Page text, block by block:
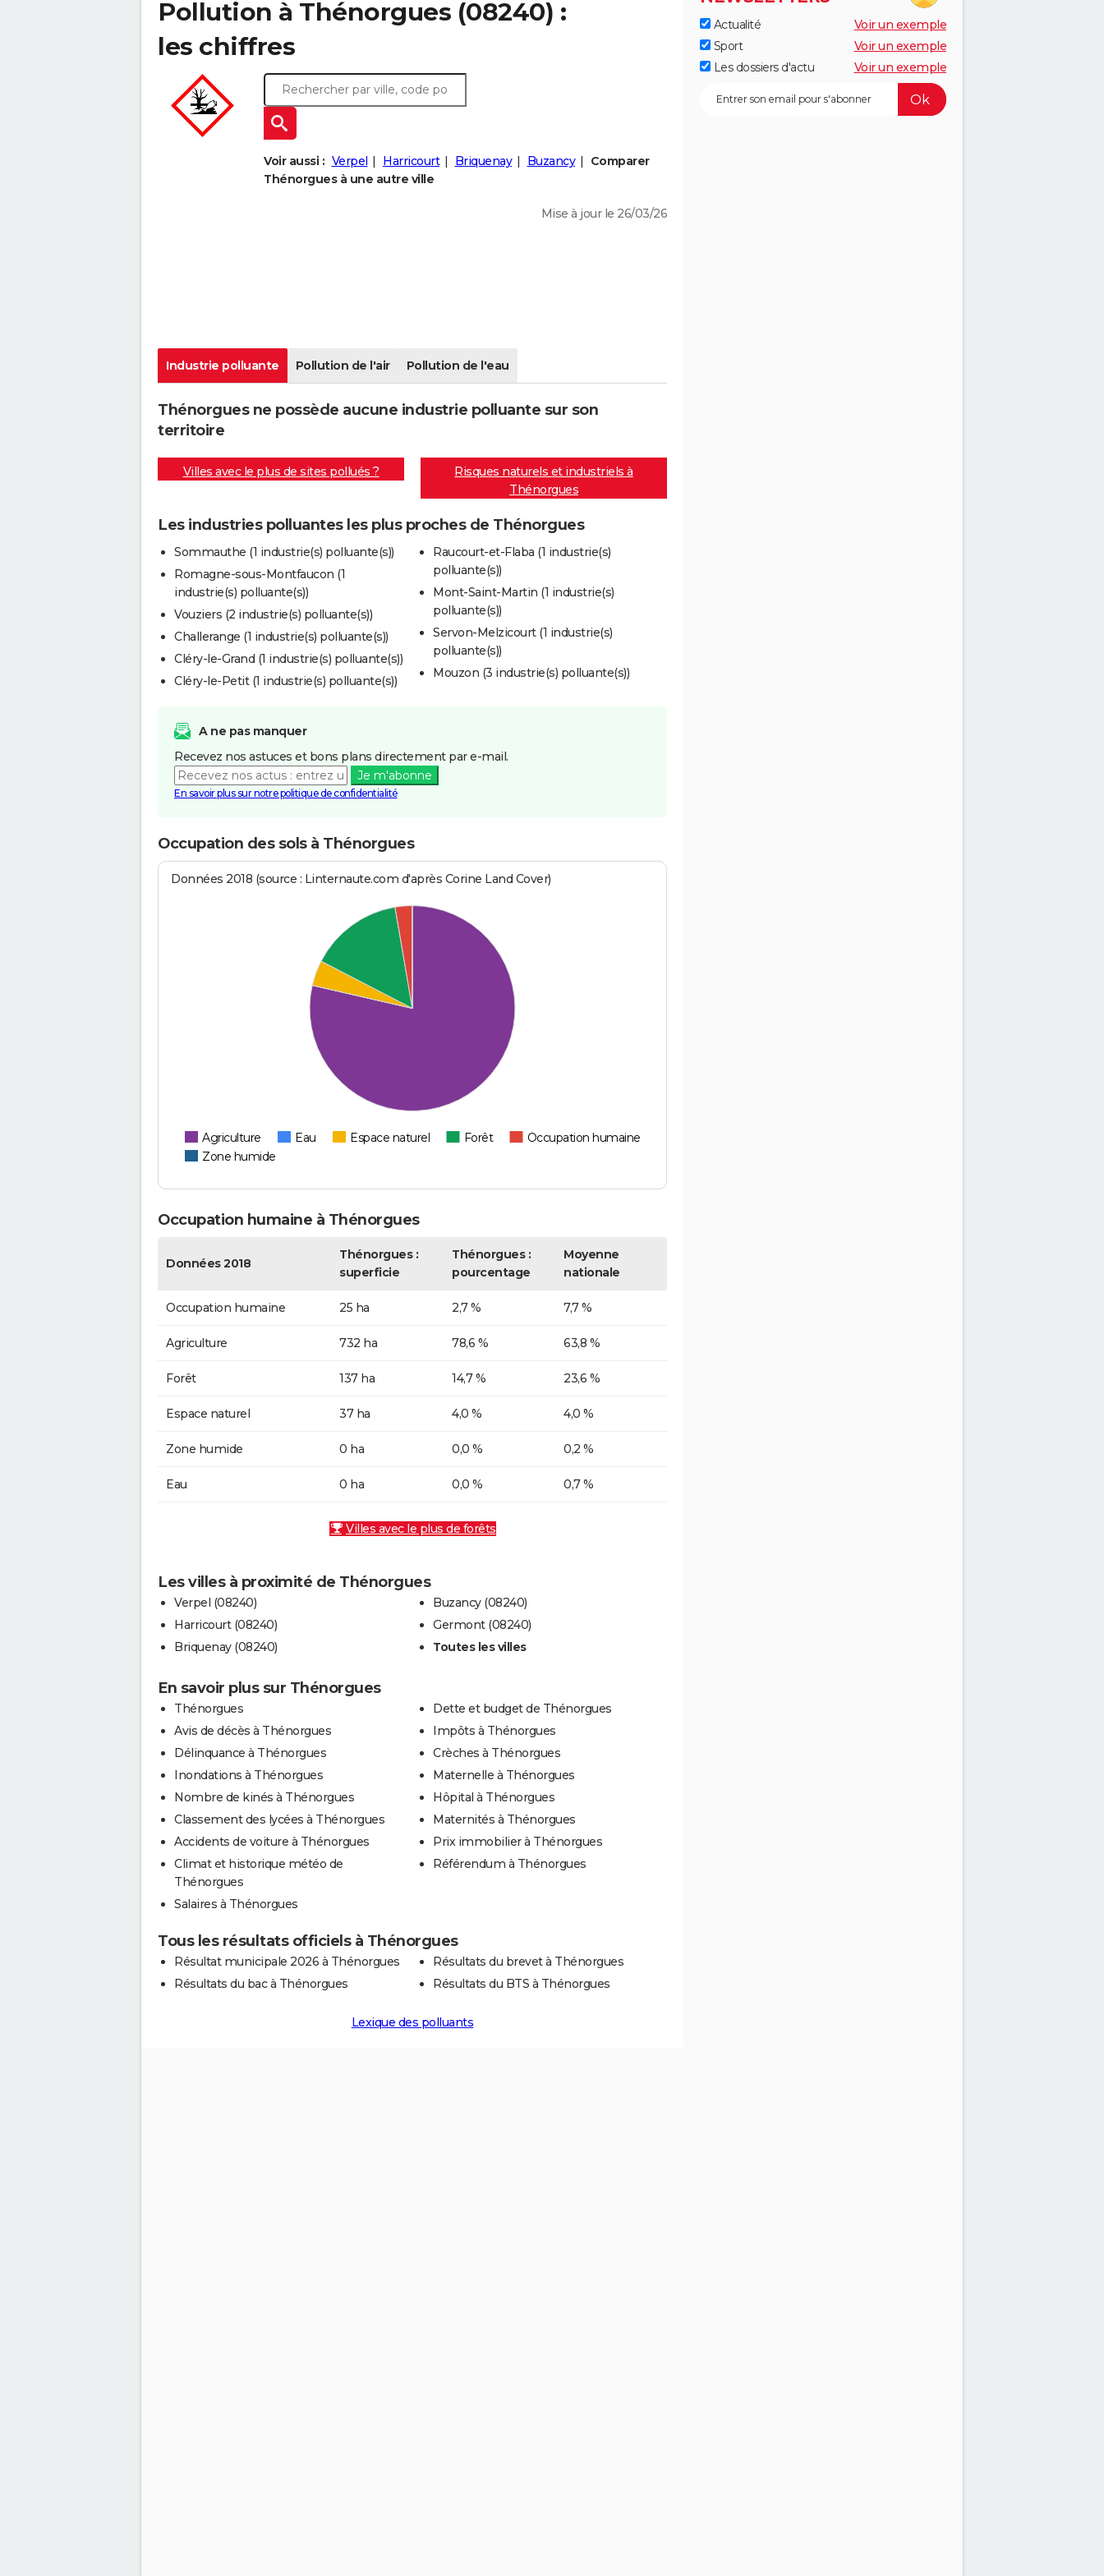
Pollution à Thénorgues (08240) :
les chiffres
Voir aussi : Verpel Harricourt Briquenay Buzancy
Comparer
Thénorgues à une autre ville
Mise à jour le 26/03/26
Industrie polluante Pollution de l'air Pollution de l'eau
Thénorgues ne possède aucune industrie polluante sur son
territoire
Villes avec le plus de sites pollués ?
Risques naturels et industriels à
Thénorgues
Les industries polluantes les plus proches de Thénorgues
Sommauthe (1 industrie(s) polluante(s))
Romagne-sous-Montfaucon (1
industrie(s) polluante(s))
Vouziers (2 industrie(s) polluante(s))
Challerange (1 industrie(s) polluante(s))
Cléry-le-Grand (1 industrie(s) polluante(s))
Cléry-le-Petit (1 industrie(s) polluante(s))
Raucourt-et-Flaba (1 industrie(s)
polluante(s))
Mont-Saint-Martin (1 industrie(s)
polluante(s))
Servon-Melzicourt (1 industrie(s)
polluante(s))
Mouzon (3 industrie(s) polluante(s))
A ne pas manquer
Recevez nos astuces et bons plans directement par e-mail.
Je m'abonne
En savoir plus sur notre politique de confidentialité
Occupation des sols à Thénorgues
Données 2018 (source : Linternaute.com d'après Corine Land Cover)
Agriculture Eau Espace naturel Forêt
Occupation humaine
Zone humide
Occupation humaine à Thénorgues
Données 2018
Thénorgues :
superficie
Thénorgues :
pourcentage
Moyenne
nationale
Occupation humaine 25 ha 2,7 % 7,7 %
Agriculture 732 ha 78,6 % 63,8 %
Forêt 137 ha 14,7 % 23,6 %
Espace naturel 37 ha 4,0 % 4,0 %
Zone humide 0 ha 0,0 % 0,2 %
Eau 0 ha 0,0 % 0,7 %
Villes avec le plus de forêts
Les villes à proximité de Thénorgues
Verpel (08240)
Harricourt (08240)
Briquenay (08240)
Buzancy (08240)
Germont (08240)
Toutes les villes
En savoir plus sur Thénorgues
Thénorgues
Avis de décès à Thénorgues
Délinquance à Thénorgues
Inondations à Thénorgues
Nombre de kinés à Thénorgues
Classement des lycées à Thénorgues
Accidents de voiture à Thénorgues
Climat et historique météo de
Thénorgues
Salaires à Thénorgues
Dette et budget de Thénorgues
Impôts à Thénorgues
Crèches à Thénorgues
Maternelle à Thénorgues
Hôpital à Thénorgues
Maternités à Thénorgues
Prix immobilier à Thénorgues
Référendum à Thénorgues
Tous les résultats officiels à Thénorgues
Résultat municipale 2026 à Thénorgues
Résultats du bac à Thénorgues
Résultats du brevet à Thénorgues
Résultats du BTS à Thénorgues
Lexique des polluants
Actualité
Voir un exemple
Sport
Voir un exemple
Les dossiers d'actu
Voir un exemple